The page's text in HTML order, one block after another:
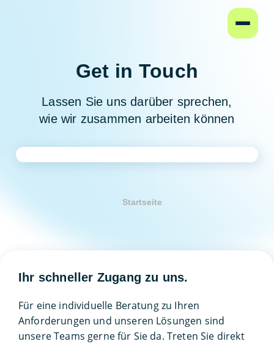
Get in Touch
Lassen Sie uns darüber sprechen,
wie wir zusammen arbeiten können
Startseite
Ihr schneller Zugang zu uns.
Für eine individuelle Beratung zu Ihren
Anforderungen und unseren Lösungen sind
unsere Teams gerne für Sie da. Treten Sie direkt